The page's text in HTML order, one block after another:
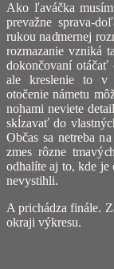
Ako ľaváčka
prevažne sprava-
rukou nadmernej
rozmazanie vzniká
dokončovaní otáčať
ale kreslenie to v
otočenie námetu
nohami neviete
skĺzavať do
Občas sa netreba
zmes rôzne
odhalíte aj to, kde je
nevystihli.
A prichádza finále.
okraji výkresu.